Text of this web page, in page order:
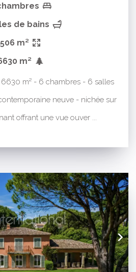
de bains
506 m²
m²
6630 m² - 6 chambres - 6 salles
neuve - nichée sur
offrant une vue ouver ...